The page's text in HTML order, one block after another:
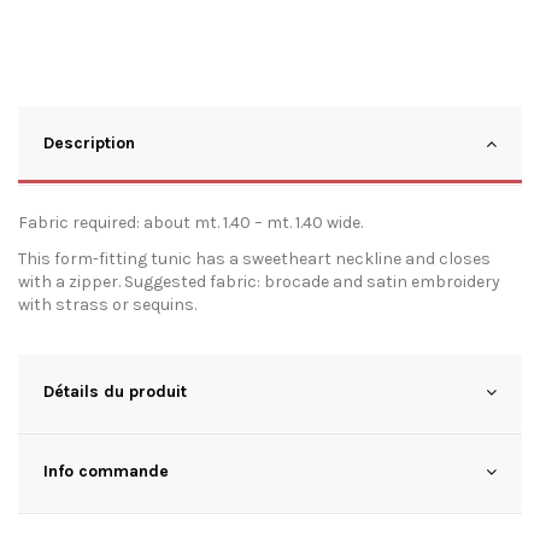
Description
Fabric required: about mt. 1.40 – mt. 1.40 wide.
This form-fitting tunic has a sweetheart neckline and closes
with a zipper. Suggested fabric: brocade and satin embroidery
with strass or sequins.
Détails du produit
Info commande